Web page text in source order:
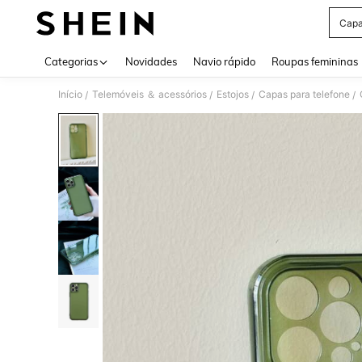
Categorias Novidades Navio rápido Roupas femininas
Início / Telemóveis ＆ acessórios / Estojos / Capas para telefone /